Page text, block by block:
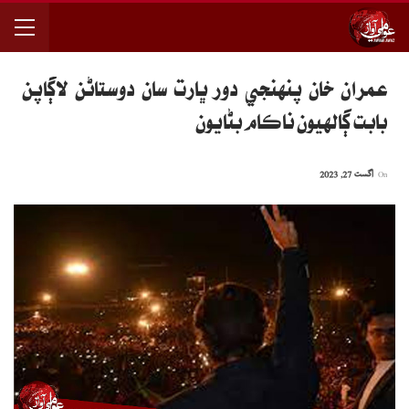
عمران خان پنهنجي دور ڀارت سان دوستاڻن لاڳاپن
بابت ڳالهيون ناڪام بڻايون
اگست 27, 2023